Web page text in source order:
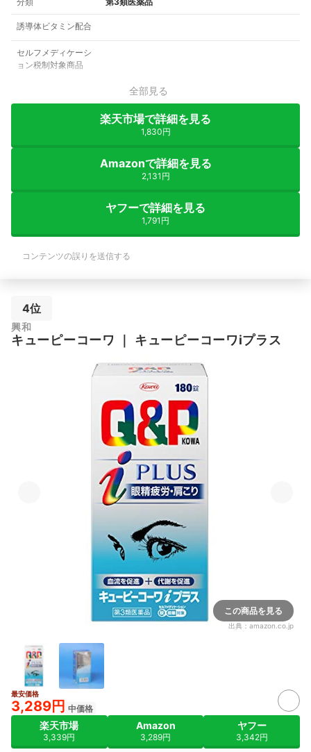
誘導体ビタミン配合
セルフメディケーシ
ョン税制対象商品
全部見る
楽天市場で詳細を見る
1,830円
Amazonで詳細を見る
2,131円
ヤフーで詳細を見る
1,791円
コンテンツの誤りを送信する
4位
興和
キューピーコーワ ｜ キューピーコーワiプラス
この商品を見る
出典： amazon.co.jp
最安価格
3,289円 中価格
楽天市場
3,339円
Amazon
3,289円
ヤフー
3,342円